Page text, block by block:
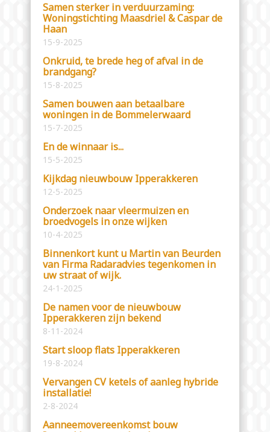
Samen sterker in verduurzaming:
Woningstichting Maasdriel & Caspar de
Haan
15-9-2025
Onkruid, te brede heg of afval in de
brandgang?
15-8-2025
Samen bouwen aan betaalbare
woningen in de Bommelerwaard
15-7-2025
En de winnaar is...
15-5-2025
Kijkdag nieuwbouw Ipperakkeren
12-5-2025
Onderzoek naar vleermuizen en
broedvogels in onze wijken
10-4-2025
Binnenkort kunt u Martin van Beurden
van Firma Radaradvies tegenkomen in
uw straat of wijk.
24-1-2025
De namen voor de nieuwbouw
Ipperakkeren zijn bekend
8-11-2024
Start sloop flats Ipperakkeren
19-8-2024
Vervangen CV ketels of aanleg hybride
installatie!
2-8-2024
Aanneemovereenkomst bouw